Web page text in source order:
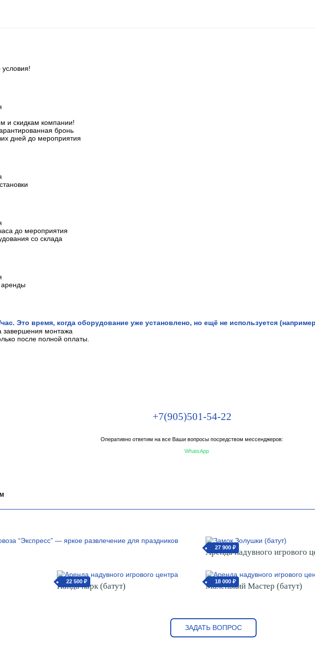
и скидкам компании!
бронь
дней до мероприятия
до мероприятия
со склада
аренды
Это время, когда оборудование уже установлено, но ещё не используется
завершения монтажа
после полной оплаты.
+7(905)501-54-22
Оперативно ответим на все Ваши вопросы посредством мессенджеров:
WhatsApp
от 27 900 ₽
Аренда надувного игрового
от 22 500 ₽
Панда парк (батут) от 18 000 ₽
Маленький Мастер (батут)
ЗАДАТЬ ВОПРОС